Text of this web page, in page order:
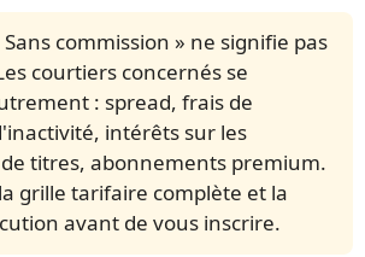
Sans commission » ne signifie pas
courtiers concernés se
: spread, frais de
intérêts sur les
titres, abonnements premium.
grille tarifaire complète et la
avant de vous inscrire.